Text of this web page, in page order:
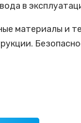
в
материалы и